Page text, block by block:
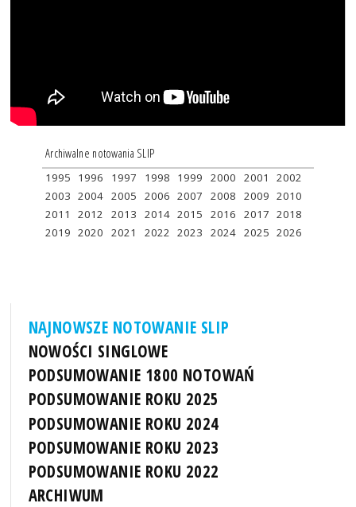
Archiwalne notowania SLIP
1995 1996 1997 1998 1999 2000 2001
2002
2003 2004 2005 2006 2007 2008 2009 2010
2011
2012 2013 2014 2015 2016 2017 2018
2019 2020 2021 2022 2023 2024 2025 2026
NAJNOWSZE NOTOWANIE SLIP
NOWOŚCI SINGLOWE
PODSUMOWANIE 1800 NOTOWAŃ
PODSUMOWANIE ROKU 2025
PODSUMOWANIE ROKU 2024
PODSUMOWANIE ROKU 2023
PODSUMOWANIE ROKU 2022
ARCHIWUM